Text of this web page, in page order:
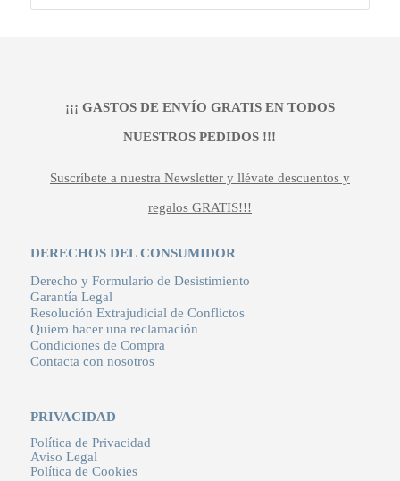
¡¡¡ GASTOS DE ENVÍO GRATIS EN TODOS
NUESTROS PEDIDOS !!!
Suscríbete a nuestra Newsletter y llévate descuentos y
regalos GRATIS!!!
DERECHOS DEL CONSUMIDOR
Derecho y Formulario de Desistimiento
Garantía Legal
Resolución Extrajudicial de Conflictos
Quiero hacer una reclamación
Condiciones de Compra
Contacta con nosotros
PRIVACIDAD
Política de Privacidad
Aviso Legal
Política de Cookies